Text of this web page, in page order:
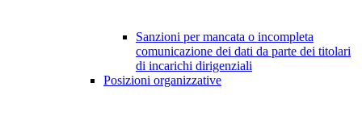
Sanzioni per mancata o incompleta
comunicazione dei dati da parte dei titolari
di incarichi dirigenziali
Posizioni organizzative